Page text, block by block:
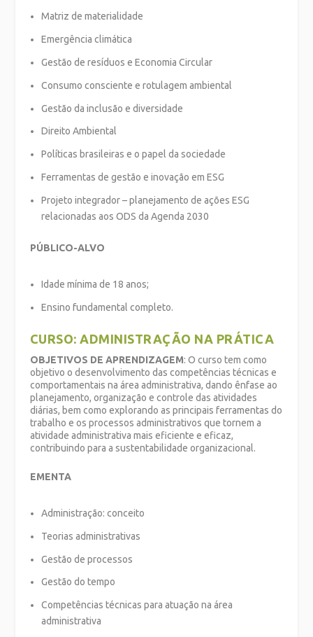
Matriz de materialidade
Emergência climática
Gestão de resíduos e Economia Circular
Consumo consciente e rotulagem ambiental
Gestão da inclusão e diversidade
Direito Ambiental
Políticas brasileiras e o papel da sociedade
Ferramentas de gestão e inovação em ESG
Projeto integrador – planejamento de ações ESG
relacionadas aos ODS da Agenda 2030
PÚBLICO-ALVO
Idade mínima de 18 anos;
Ensino fundamental completo.
CURSO: ADMINISTRAÇÃO NA PRÁTICA
OBJETIVOS DE APRENDIZAGEM: O curso tem como
objetivo o desenvolvimento das competências técnicas e
comportamentais na área administrativa, dando ênfase ao
planejamento, organização e controle das atividades
diárias, bem como explorando as principais ferramentas do
trabalho e os processos administrativos que tornem a
atividade administrativa mais eficiente e eficaz,
contribuindo para a sustentabilidade organizacional.
EMENTA
Administração: conceito
Teorias administrativas
Gestão de processos
Gestão do tempo
Competências técnicas para atuação na área
administrativa